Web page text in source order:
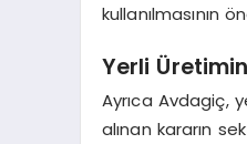
kullanılmasının
Yerli
Ayrıca Avdagiç,
alınan kararın